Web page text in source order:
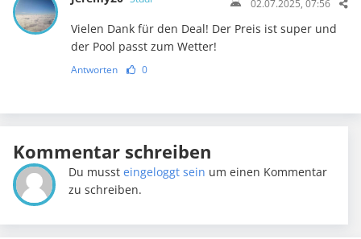
02.07.2025, 07:56
Vielen Dank für den Deal! Der Preis ist super und
der Pool passt zum Wetter!
Antworten 0
Kommentar schreiben
Du mussteingeloggt sein um einen Kommentar
zu schreiben.